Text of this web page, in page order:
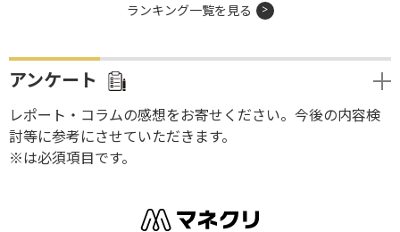
ランキング一覧を見る
アンケート
レポート・コラムの感想をお寄せください。今後の内容検
討等に参考にさせていただきます。
※は必須項目です。